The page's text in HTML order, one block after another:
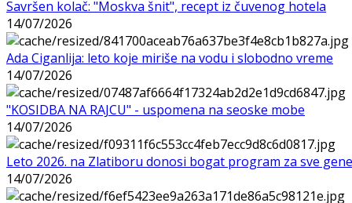
Savršen kolač: "Moskva šnit", recept iz čuvenog hotela
14/07/2026
Ada Ciganlija: leto koje miriše na vodu i slobodno vreme
14/07/2026
"KOSIDBA NA RAJCU" - uspomena na seoske mobe
14/07/2026
Leto 2026. na Zlatiboru donosi bogat program za sve
14/07/2026